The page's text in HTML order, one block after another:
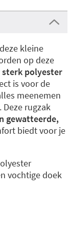
kleine
op deze
sterk polyester
is voor de
meenemen
rugzak
gewatteerde,
biedt voor je
vochtige doek